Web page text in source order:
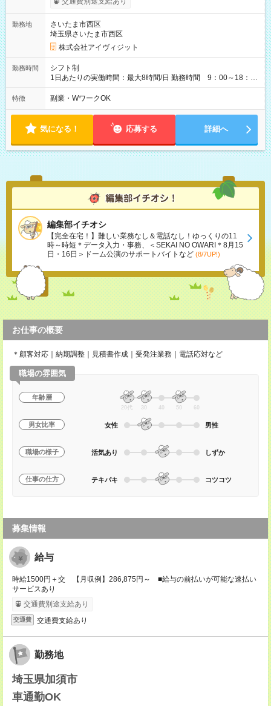
勤務地
さいたま市西区
埼玉県さいたま市西区
株式会社アイヴィジット
勤務時間
シフト制
1日あたりの実働時間：最大8時間/日 勤務時間 9：00～18：
00(実働8h、休憩1h) 土日祝含む週3日～OK、シフト制 ※もちろ
ん週5日勤務もOK♪ 勤務期間：2026年8月12日～9月9日※リスト
特徴 副業・WワークOK
気になる！ 応募する 詳細へ
編集部イチオシ
【完全在宅！】難しい業務なし＆電話なし！ゆっくりの11
時～時短＊データ入力・事務、＜SEKAI NO OWARI＊8月15
日・16日＞ドーム公演のサポートバイトなど (8/7UP!)
お仕事の概要
＊顧客対応｜納期調整｜見積書作成｜受発注業務｜電話応対など
職場の雰囲気
年齢層
20代 30 40 50 60
男女比率 女性 男性
職場の様子 活気あり しずか
仕事の仕方 テキパキ コツコツ
募集情報
給与
時給1500円＋交 【月収例】286,875円～ ■給与の前払いが可能な速払い
サービスあり
交通費別途支給あり
交通費 交通費支給あり
勤務地
埼玉県加須市
車通勤OK